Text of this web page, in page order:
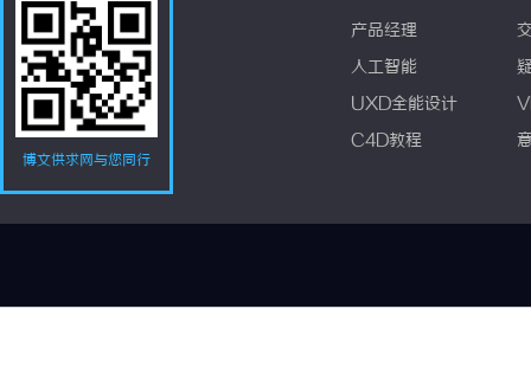
博文供求网与您同行
产品经理
人工智能
UXD全能设计
C4D教程